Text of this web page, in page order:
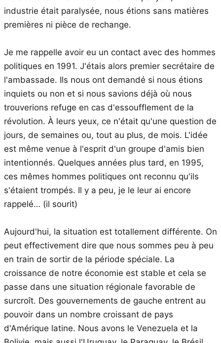
industrie était paralysée, nous étions sans matières
premières ni pièce de rechange.
Je me rappelle avoir eu un contact avec des hommes
politiques en 1991. J'étais alors premier secrétaire de
l'ambassade. Ils nous ont demandé si nous étions
inquiets ou non et si nous savions déjà où nous
trouverions refuge en cas d'essoufflement de la
révolution. À leurs yeux, ce n'était qu'une question de
jours, de semaines ou, tout au plus, de mois. L'idée
est même venue à l'esprit d'un groupe d'amis bien
intentionnés. Quelques années plus tard, en 1995,
ces mêmes hommes politiques ont reconnu qu'ils
s'étaient trompés. Il y a peu, je le leur ai encore
rappelé… (il sourit)
Aujourd'hui, la situation est totallement différente. On
peut effectivement dire que nous sommes peu à peu
en train de sortir de la période spéciale. La
croissance de notre économie est stable et cela se
passe dans une situation régionale favorable de
surcroît. Des gouvernements de gauche entrent au
pouvoir dans un nombre croissant de pays
d'Amérique latine. Nous avons le Venezuela et la